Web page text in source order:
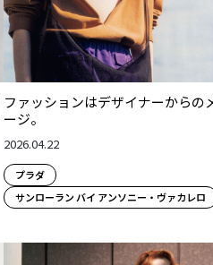
ファッションはデザイナーからの
ージ。
2026.04.22
プラダ
サンローラン バイ アンソニー・ヴァカレロ